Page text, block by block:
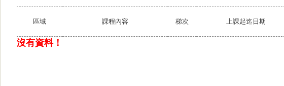
區域 課程內容 梯次 上課起迄日期
沒有資料！